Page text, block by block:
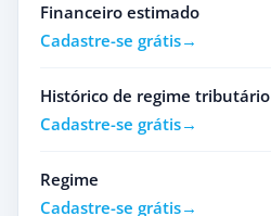
Financeiro estimado
Cadastre-se grátis
Histórico de regime tributário
Cadastre-se grátis
Regime
Cadastre-se grátis